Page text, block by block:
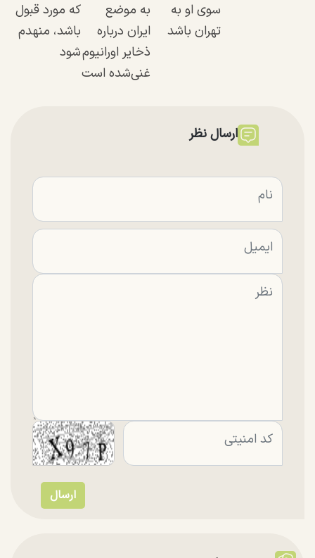
سوی او به
تهران باشد
به موضع
ایران درباره
ذخایر اورانیوم
غنی‌شده است
که مورد قبول
باشد، منهدم
شود
ارسال نظر